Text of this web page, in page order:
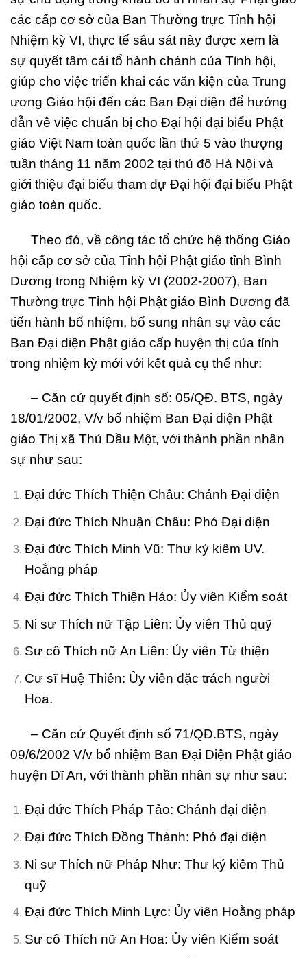
các cấp cơ sở của Ban Thường trực Tỉnh hội
Nhiệm kỳ VI, thực tế sâu sát này được xem là
sự quyết tâm cải tổ hành chánh của Tỉnh hội,
giúp cho việc triển khai các văn kiện của Trung
ương Giáo hội đến các Ban Đại diện để hướng
dẫn về việc chuẩn bị cho Đại hội đại biểu Phật
giáo Việt Nam toàn quốc lần thứ 5 vào thượng
tuần tháng 11 năm 2002 tại thủ đô Hà Nội và
giới thiệu đại biểu tham dự Đại hội đại biểu Phật
giáo toàn quốc.
Theo đó, về công tác tổ chức hệ thống Giáo
hội cấp cơ sở của Tỉnh hội Phật giáo tỉnh Bình
Dương trong Nhiệm kỳ VI (2002-2007), Ban
Thường trực Tỉnh hội Phật giáo Bình Dương đã
tiến hành bổ nhiệm, bổ sung nhân sự vào các
Ban Đại diện Phật giáo cấp huyện thị của tỉnh
trong nhiệm kỳ mới với kết quả cụ thể như:
– Căn cứ quyết định số: 05/QĐ. BTS, ngày
18/01/2002, V/v bổ nhiệm Ban Đại diện Phật
giáo Thị xã Thủ Dầu Một, với thành phần nhân
sự như sau:
Đại đức Thích Thiện Châu: Chánh Đại diện
Đại đức Thích Nhuận Châu: Phó Đại diện
Đại đức Thích Minh Vũ: Thư ký kiêm UV.
Hoằng pháp
Đại đức Thích Thiện Hảo: Ủy viên Kiểm soát
Ni sư Thích nữ Tập Liên: Ủy viên Thủ quỹ
Sư cô Thích nữ An Liên: Ủy viên Từ thiện
Cư sĩ Huệ Thiên: Ủy viên đặc trách người
Hoa.
– Căn cứ Quyết định số 71/QĐ.BTS, ngày
09/6/2002 V/v bổ nhiệm Ban Đại Diện Phật giáo
huyện Dĩ An, với thành phần nhân sự như sau:
Đại đức Thích Pháp Tảo: Chánh đại diện
Đại đức Thích Đồng Thành: Phó đại diện
Ni sư Thích nữ Pháp Như: Thư ký kiêm Thủ
quỹ
Đại đức Thích Minh Lực: Ủy viên Hoằng pháp
Sư cô Thích nữ An Hoa: Ủy viên Kiểm soát